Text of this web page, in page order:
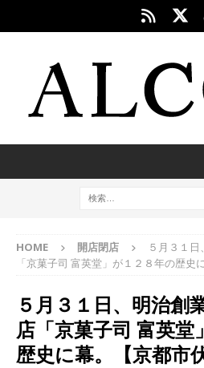
HOME 開店閉店
５月３１
「京菓子司 富英堂」が１２８年の歴史
５月３１日、明治創
店「京菓子司 富英堂
歴史に幕。【京都市